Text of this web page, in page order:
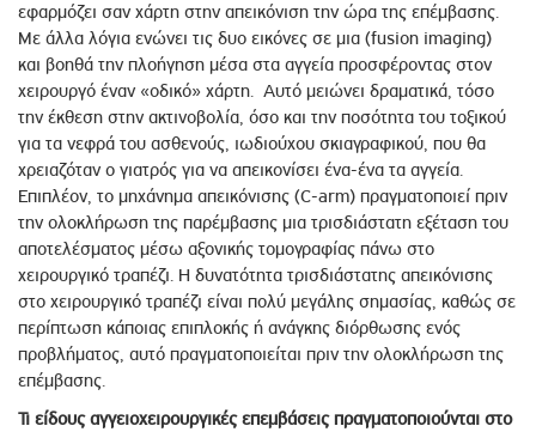
εφαρμόζει σαν χάρτη στην απεικόνιση την ώρα της επέμβασης.
Με άλλα λόγια ενώνει τις δυο εικόνες σε μια (fusion imaging)
και βοηθά την πλοήγηση μέσα στα αγγεία προσφέροντας στον
χειρουργό έναν «οδικό» χάρτη. Αυτό μειώνει δραματικά, τόσο
την έκθεση στην ακτινοβολία, όσο και την ποσότητα του τοξικού
για τα νεφρά του ασθενούς, ιωδιούχου σκιαγραφικού, που θα
χρειαζόταν ο γιατρός για να απεικονίσει ένα-ένα τα αγγεία.
Επιπλέον, το μηχάνημα απεικόνισης (C-arm) πραγματοποιεί πριν
την ολοκλήρωση της παρέμβασης μια τρισδιάστατη εξέταση του
αποτελέσματος μέσω αξονικής τομογραφίας πάνω στο
χειρουργικό τραπέζι. Η δυνατότητα τρισδιάστατης απεικόνισης
στο χειρουργικό τραπέζι είναι πολύ μεγάλης σημασίας, καθώς σε
περίπτωση κάποιας επιπλοκής ή ανάγκης διόρθωσης ενός
προβλήματος, αυτό πραγματοποιείται πριν την ολοκλήρωση της
επέμβασης.
Τι είδους αγγειοχειρουργικές επεμβάσεις πραγματοποιούνται στο